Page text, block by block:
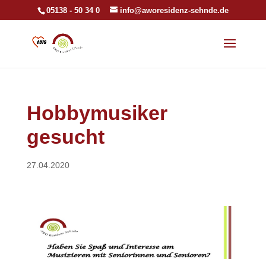
05138 - 50 34 0 info@aworesidenz-sehnde.de
Hobbymusiker
gesucht
27.04.2020